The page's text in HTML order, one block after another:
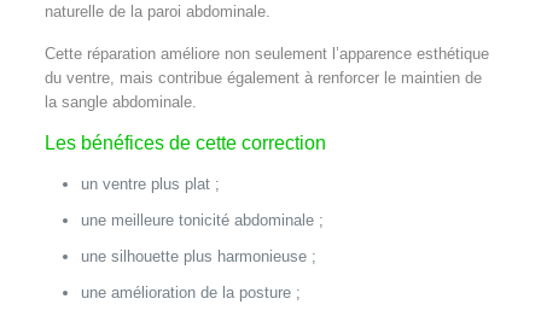
naturelle de la paroi abdominale.
Cette réparation améliore non seulement l’apparence esthétique
du ventre, mais contribue également à renforcer le maintien de
la sangle abdominale.
Les bénéfices de cette correction
un ventre plus plat ;
une meilleure tonicité abdominale ;
une silhouette plus harmonieuse ;
une amélioration de la posture ;